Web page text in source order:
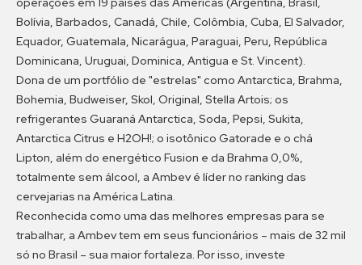
Bolívia, Barbados, Canadá, Chile, Colômbia, Cuba, El Salvador,
Equador, Guatemala, Nicarágua, Paraguai, Peru, República
Dominicana, Uruguai, Dominica, Antigua e St. Vincent).
Dona de um portfólio de "estrelas" como Antarctica, Brahma,
Bohemia, Budweiser, Skol, Original, Stella Artois; os
refrigerantes Guaraná Antarctica, Soda, Pepsi, Sukita,
Antarctica Citrus e H2OH!; o isotônico Gatorade e o chá
Lipton, além do energético Fusion e da Brahma 0,0%,
totalmente sem álcool, a Ambev é líder no ranking das
cervejarias na América Latina.
Reconhecida como uma das melhores empresas para se
trabalhar, a Ambev tem em seus funcionários – mais de 32 mil
só no Brasil – sua maior fortaleza. Por isso, investe